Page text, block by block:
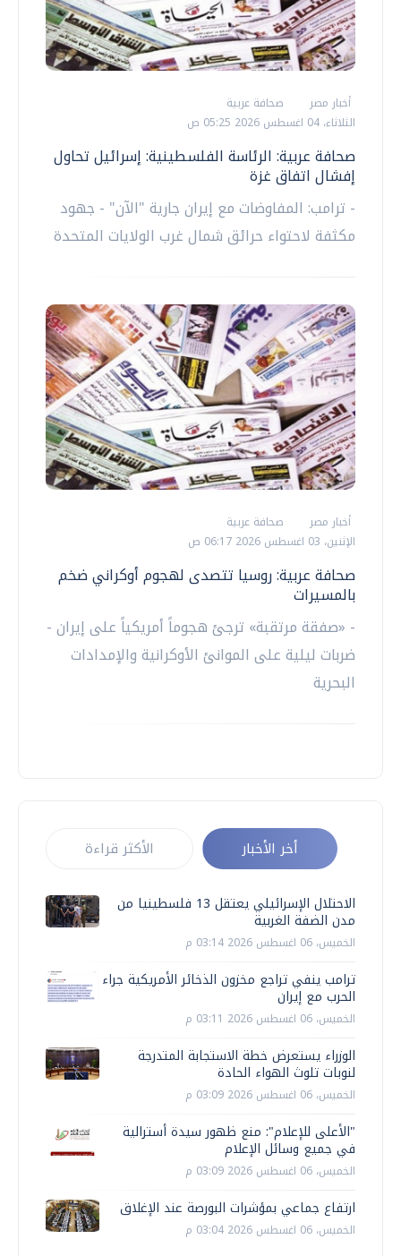
أخبار مصر
صحافة عربية
الثلاثاء، 04 اغسطس 2026 05:25 ص
صحافة عربية: الرئاسة الفلسطينية: إسرائيل تحاول
إفشال اتفاق غزة
- ترامب: المفاوضات مع إيران جارية "الآن" - جهود
مكثفة لاحتواء حرائق شمال غرب الولايات المتحدة
أخبار مصر
صحافة عربية
الإثنين، 03 اغسطس 2026 06:17 ص
صحافة عربية: روسيا تتصدى لهجوم أوكراني ضخم
بالمسيرات
- «صفقة مرتقبة» ترجئ هجوماً أمريكياً على إيران -
ضربات ليلية على الموانئ الأوكرانية والإمدادات
البحرية
أخر الأخبار الأكثر قراءة
الاحتلال الإسرائيلي يعتقل 13 فلسطينيا من
مدن الضفة الغربية
الخميس، 06 اغسطس 2026 03:14 م
ترامب ينفي تراجع مخزون الذخائر الأمريكية جراء
الحرب مع إيران
الخميس، 06 اغسطس 2026 03:11 م
الوزراء يستعرض خطة الاستجابة المتدرجة
لنوبات تلوث الهواء الحادة
الخميس، 06 اغسطس 2026 03:09 م
"الأعلى للإعلام": منع ظهور سيدة أسترالية
في جميع وسائل الإعلام
الخميس، 06 اغسطس 2026 03:09 م
ارتفاع جماعي بمؤشرات البورصة عند الإغلاق
الخميس، 06 اغسطس 2026 03:04 م